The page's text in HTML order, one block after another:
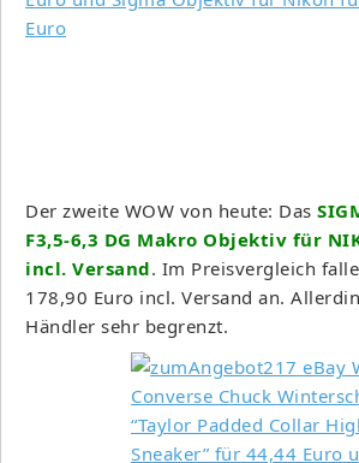
Der zweite WOW von heute: Das
F3,5-6,3 DG Makro Objektiv für
incl. Versand. Im Preisvergleich
178,90 Euro incl. Versand an.
Händler sehr begrenzt.